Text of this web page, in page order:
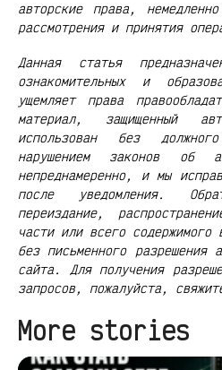
авторские права,
рассмотрения и принятия
Данная статья
ознакомительных и
ущемляет права
материал, защищенный
использован без
нарушением законов об
непреднамеренно, и мы
после уведомления.
переиздание,
части или всего содержимого
без письменного разрешения
сайта. Для получения
запросов, пожалуйста,
More stories